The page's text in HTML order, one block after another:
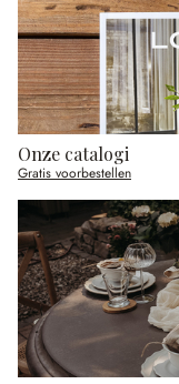
Onze catalogi
Gratis voorbestellen